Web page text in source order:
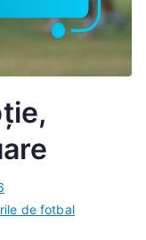
de fotbal